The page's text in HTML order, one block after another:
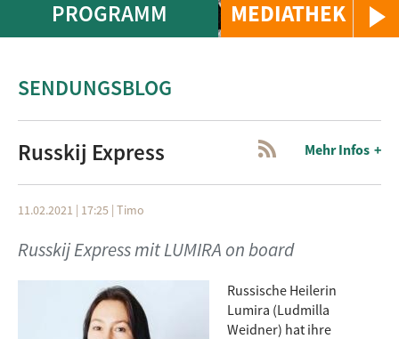
MEDIATHEK
PROGRAMM
SENDUNGSBLOG
Russkij Express Mehr Infos
11.02.2021 | 17:25 | Timo
Russkij Express mit LUMIRA on board
Russische Heilerin
Lumira (Ludmilla
Weidner) hat ihre